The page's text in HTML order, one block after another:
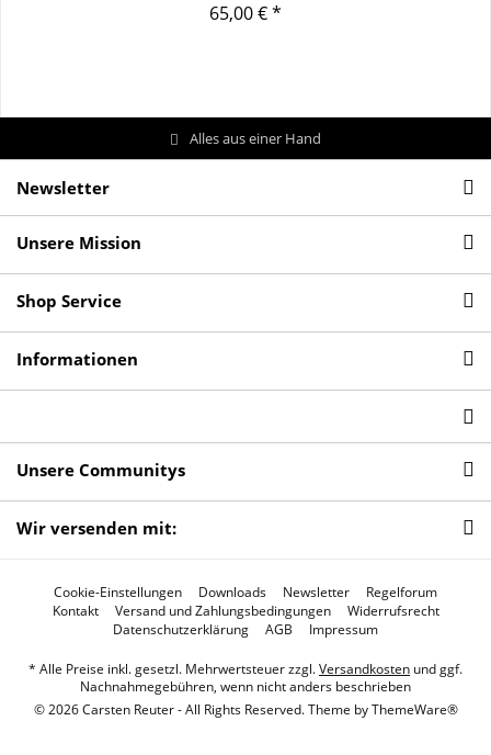
65,00 € *
Alles aus einer Hand
Newsletter
Unsere Mission
Shop Service
Informationen
Unsere Communitys
Wir versenden mit:
Cookie-Einstellungen Downloads Newsletter
Regelforum
Kontakt
Versand und Zahlungsbedingungen
Widerrufsrecht
Datenschutzerklärung
AGB Impressum
* Alle Preise inkl. gesetzl. Mehrwertsteuer zzgl.Versandkosten und ggf.
Nachnahmegebühren, wenn nicht anders beschrieben
© 2026 Carsten Reuter - All Rights Reserved. Theme byThemeWare®